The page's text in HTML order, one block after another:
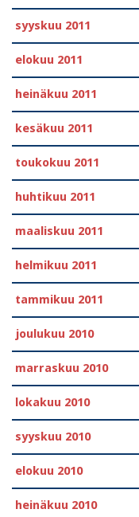
syyskuu 2011
elokuu 2011
heinäkuu 2011
kesäkuu 2011
toukokuu 2011
huhtikuu 2011
maaliskuu 2011
helmikuu 2011
tammikuu 2011
joulukuu 2010
marraskuu 2010
lokakuu 2010
syyskuu 2010
elokuu 2010
heinäkuu 2010